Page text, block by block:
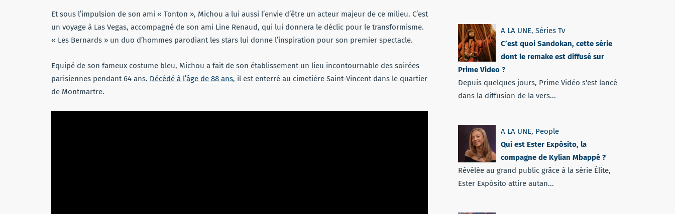
Et sous l’impulsion de son ami « Tonton », Michou a lui aussi l’envie d’être un acteur majeur de ce milieu. C’est
un voyage à Las Vegas, accompagné de son ami Line Renaud, qui lui donnera le déclic pour le transformisme.
« Les Bernards » un duo d’hommes parodiant les stars lui donne l’inspiration pour son premier spectacle.
Equipé de son fameux costume bleu, Michou a fait de son établissement un lieu incontournable des soirées
parisiennes pendant 64 ans. Décédé à l’âge de 88 ans, il est enterré au cimetière Saint-Vincent dans le quartier
de Montmartre.
A LA UNE, Séries Tv
C’est quoi Sandokan, cette série
dont le remake est diffusé sur
Prime Video ?
Depuis quelques jours, Prime Vidéo s'est lancé
dans la diffusion de la vers...
A LA UNE, People
Qui est Ester Expósito, la
compagne de Kylian Mbappé ?
Révélée au grand public grâce à la série Élite,
Ester Expósito attire autan...